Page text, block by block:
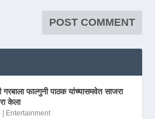
गरबाला फाल्गुनी पाठक यांच्यासमवेत साजरा
केला
| Entertainment